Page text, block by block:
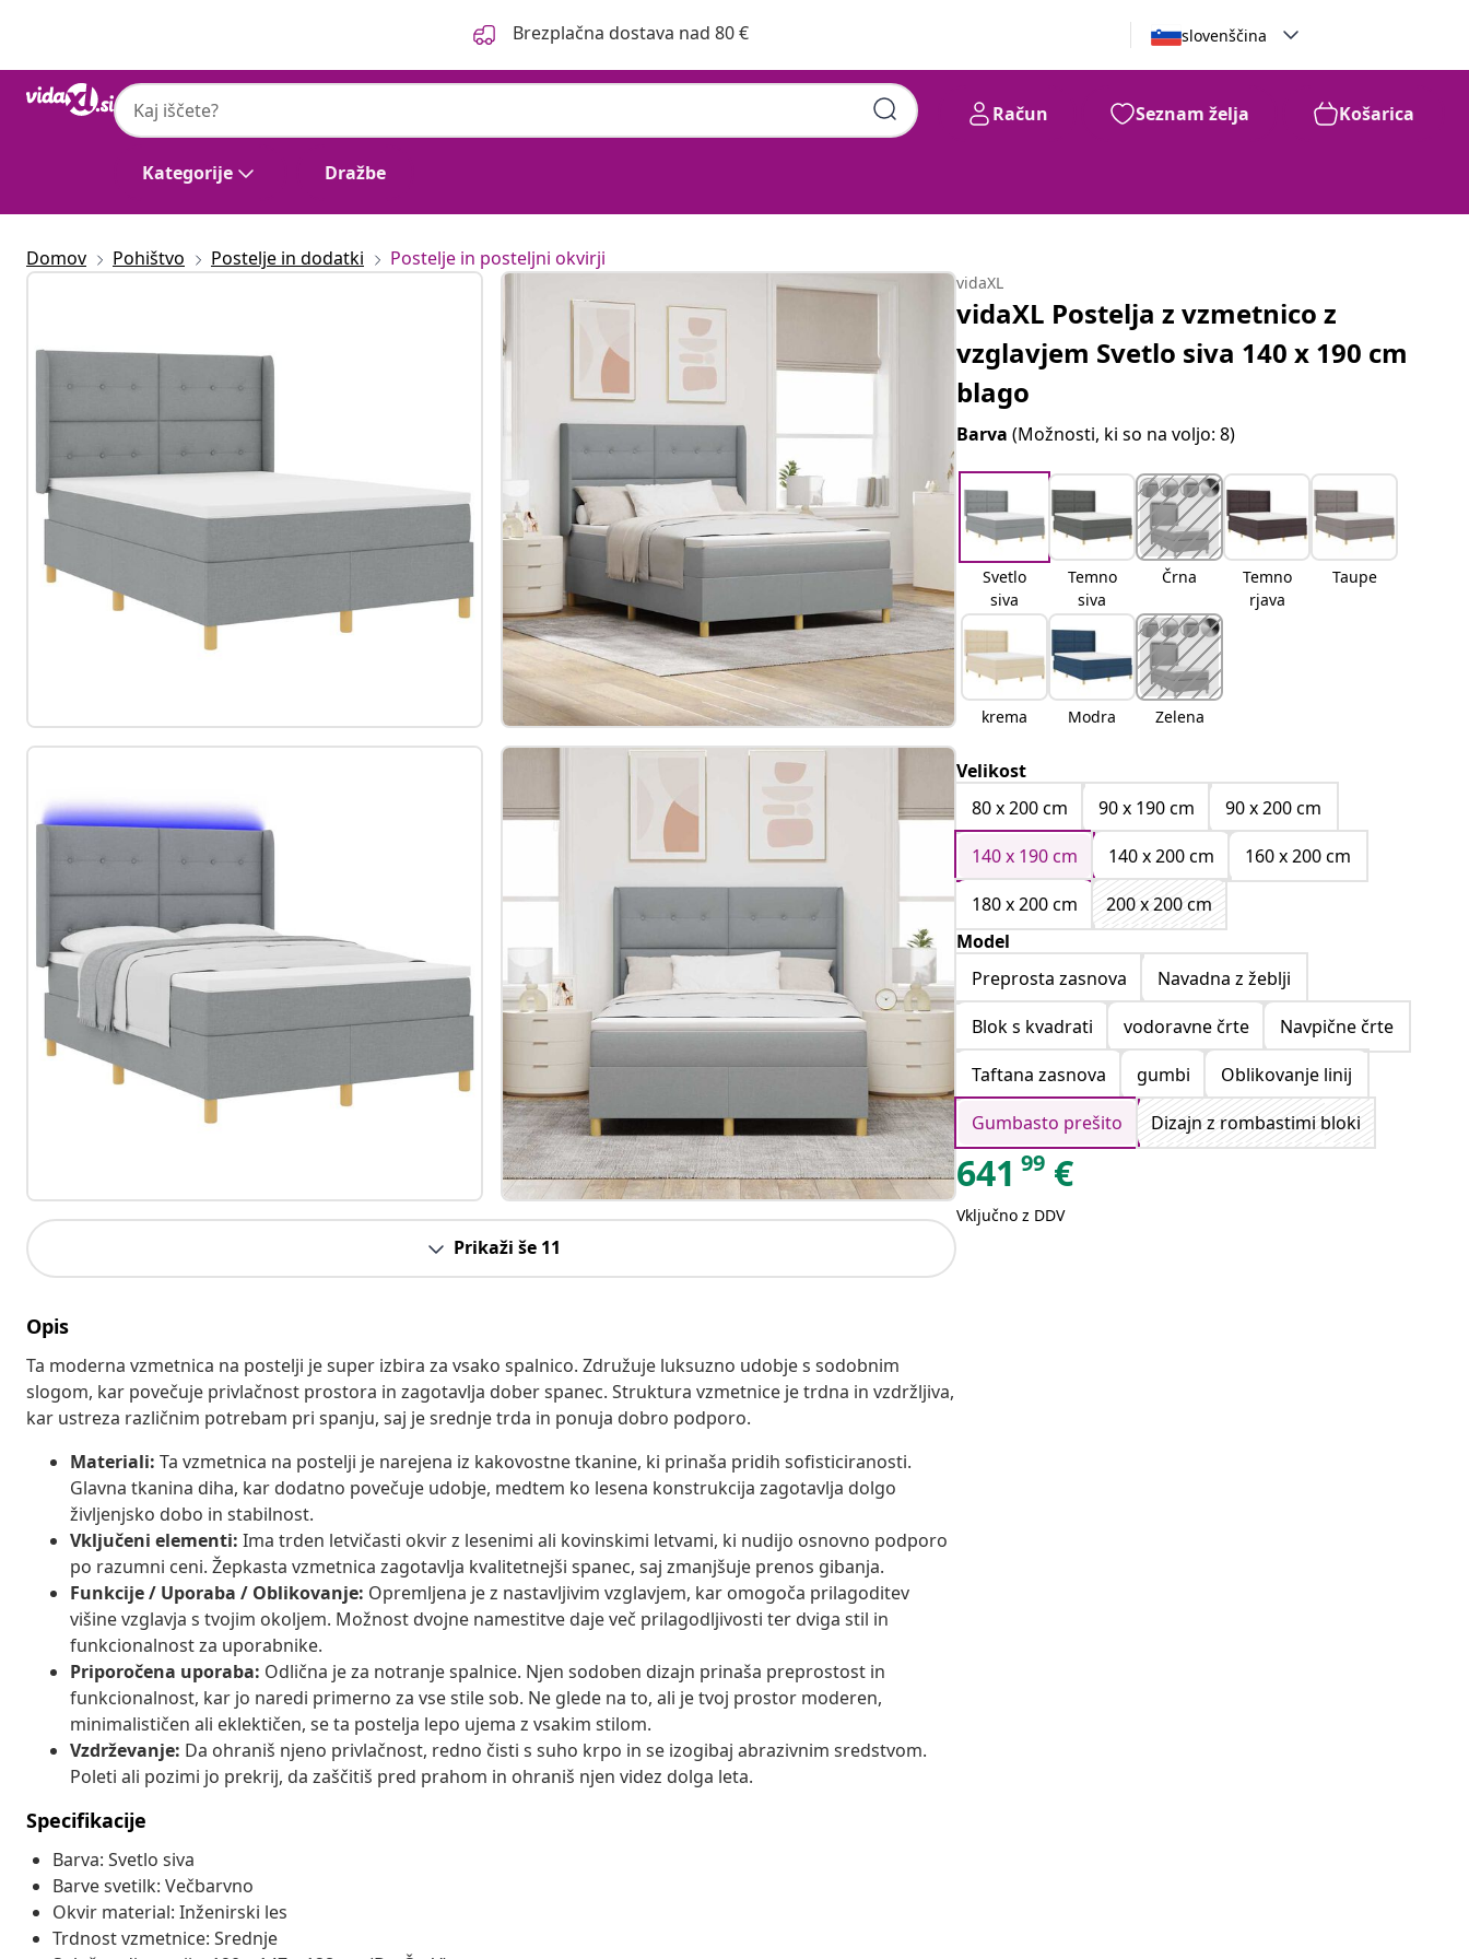
Brezplačna dostava nad 80 € slovenščina
Kategorije Dražbe
Račun Seznam želja Košarica
Domov Pohištvo Postelje in dodatki Postelje in posteljni okvirji
Prikaži še 11
Opis
Ta moderna vzmetnica na postelji je super izbira za vsako spalnico. Združuje luksuzno udobje s sodobnim
slogom, kar povečuje privlačnost prostora in zagotavlja dober spanec. Struktura vzmetnice je trdna in vzdržljiva,
kar ustreza različnim potrebam pri spanju, saj je srednje trda in ponuja dobro podporo.
Materiali: Ta vzmetnica na postelji je narejena iz kakovostne tkanine, ki prinaša pridih sofisticiranosti.
Glavna tkanina diha, kar dodatno povečuje udobje, medtem ko lesena konstrukcija zagotavlja dolgo
življenjsko dobo in stabilnost.
Vključeni elementi: Ima trden letvičasti okvir z lesenimi ali kovinskimi letvami, ki nudijo osnovno podporo
po razumni ceni. Žepkasta vzmetnica zagotavlja kvalitetnejši spanec, saj zmanjšuje prenos gibanja.
Funkcije / Uporaba / Oblikovanje: Opremljena je z nastavljivim vzglavjem, kar omogoča prilagoditev
višine vzglavja s tvojim okoljem. Možnost dvojne namestitve daje več prilagodljivosti ter dviga stil in
funkcionalnost za uporabnike.
Priporočena uporaba: Odlična je za notranje spalnice. Njen sodoben dizajn prinaša preprostost in
funkcionalnost, kar jo naredi primerno za vse stile sob. Ne glede na to, ali je tvoj prostor moderen,
minimalističen ali eklektičen, se ta postelja lepo ujema z vsakim stilom.
Vzdrževanje: Da ohraniš njeno privlačnost, redno čisti s suho krpo in se izogibaj abrazivnim sredstvom.
Poleti ali pozimi jo prekrij, da zaščitiš pred prahom in ohraniš njen videz dolga leta.
Specifikacije
Barva: Svetlo siva
Barve svetilk: Večbarvno
Okvir material: Inženirski les
Trdnost vzmetnice: Srednje
vidaXL
vidaXL Postelja z vzmetnico z
vzglavjem Svetlo siva 140 x 190 cm
blago
Barva(Možnosti, ki so na voljo: 8)
Svetlo
siva
Temno
siva
Črna
Temno
rjava
Taupe
krema Modra Zelena
Velikost
80 x 200 cm
90 x 190 cm
90 x 200 cm
140 x 190 cm
140 x 200 cm
160 x 200 cm
180 x 200 cm
200 x 200 cm
Model
Preprosta zasnova
Navadna z žeblji
Blok s kvadrati
vodoravne črte
Navpične črte
Taftana zasnova
gumbi
Oblikovanje linij
Gumbasto prešito
Dizajn z rombastimi bloki
641 99 €
Vključno z DDV